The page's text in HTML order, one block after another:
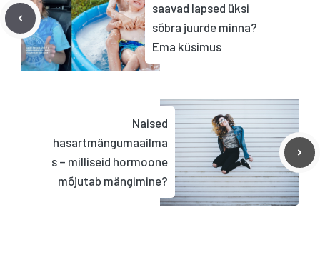
saavad lapsed üksi
sõbra juurde minna?
Ema küsimus
Naised
hasartmängumaailma
s – milliseid hormoone
mõjutab mängimine?